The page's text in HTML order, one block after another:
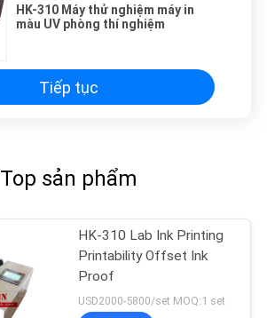
HK-310 Máy thử nghiệm máy in
màu UV phòng thí nghiệm
Tiếp tục
Top sản phẩm
HK-310 Lab Ink Printing
Printability Offset Ink
Proof
USD2000-5800/set MOQ:1 set